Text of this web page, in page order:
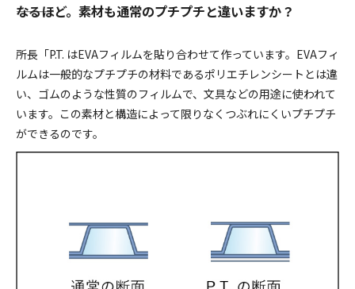
―――なるほど。素材も通常のプチプチと違いますか？
所長「P.T. はEVAフィルムを貼り合わせて作っています。EVAフィ
ルムは一般的なプチプチの材料であるポリエチレンシートとは違
い、ゴムのような性質のフィルムで、文具などの用途に使われて
います。この素材と構造によって限りなくつぶれにくいプチプチ
ができるのです。